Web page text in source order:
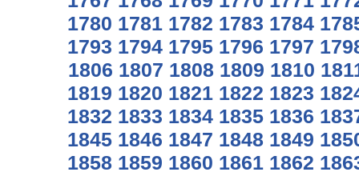
1780 1781 1782 1783 1784
1793 1794 1795 1796 1797
1806 1807 1808 1809 1810
1819 1820 1821 1822 1823
1832 1833 1834 1835 1836
1845 1846 1847 1848 1849
1858 1859 1860 1861 1862